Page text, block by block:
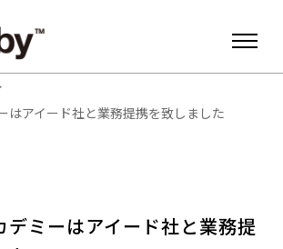
はアイード社と業務提携を致しました
デミーはアイード社と業務提